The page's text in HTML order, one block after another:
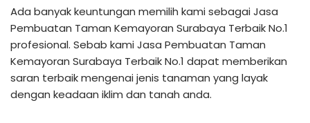
Ada banyak keuntungan memilih kami sebagai Jasa
Pembuatan Taman Kemayoran Surabaya Terbaik No.1
profesional. Sebab kami Jasa Pembuatan Taman
Kemayoran Surabaya Terbaik No.1 dapat memberikan
saran terbaik mengenai jenis tanaman yang layak
dengan keadaan iklim dan tanah anda.